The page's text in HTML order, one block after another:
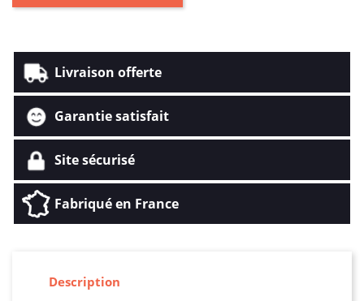
Livraison offerte
Garantie satisfait
Site sécurisé
Fabriqué en France
Description